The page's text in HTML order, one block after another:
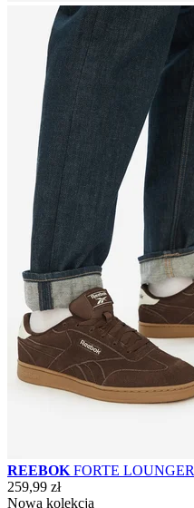
REEBOK FORTE LOUNGER
259,99 zł
Nowa kolekcja